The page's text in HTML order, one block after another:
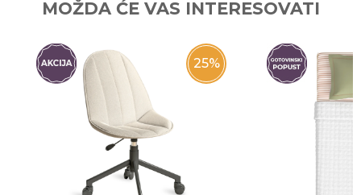
Email
MOŽDA ĆE VAS INTERESOVATI
25%